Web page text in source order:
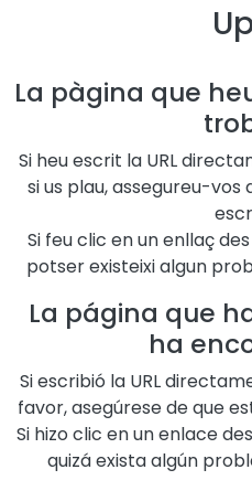
La pàgina que
Si heu escrit la URL
si us plau, assegureu-
Si feu clic en un enllaç
potser existeixi algun
La página que
ha
Si escribió la URL
favor, asegúrese de que
Si hizo clic en un enlace
quizá exista algún